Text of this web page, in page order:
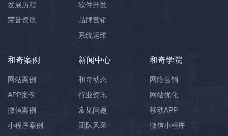
发展历程
荣誉资质
软件开发
品牌营销
系统运维
和奇案例
网站案例
APP案例
微信案例
小程序案例
新闻中心
和奇动态
行业资讯
常见问题
团队风采
和奇学院
网络营销
网站优化
移动APP
微信小程序